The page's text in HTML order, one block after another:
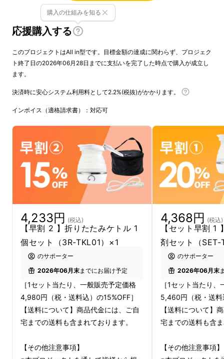
応援購入する
購入の仕組みを知る
このプロジェクトはAll in型です。目標金額の達成に関わらず、プロジェク
ト終了日の2026年06月28日までに支払いを完了した時点で購入が成立し
ます。
決済時に安心システム利用料として2.2%(税抜)がかかります。
インボイス（適格請求書）：対応可
4,233円 (税込)
【早割 2 】折りたたみケトル 1
個セット（3R-TKL01）×1
のサポーター
2026年06月末までにお届け予定
［1セット当たり、一般販売予定価格
4,980円（税・送料込）の15%OFF］
【送料について】商品代金には、ご自
宅までの送料も含まれております。
【その他注意事項】
4,368円 (税込)
【セット早割 1
剤セット（
のサポーター
2026年06月末
［1セット当たり
5,460円（税・送料
【送料について】
宅までの送料も含
【その他注意事項】